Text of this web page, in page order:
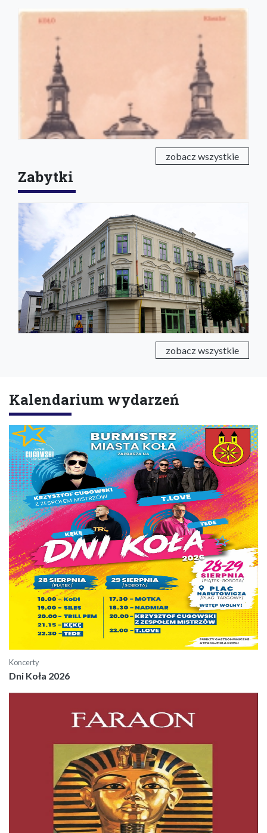
zobacz wszystkie
Zabytki
zobacz wszystkie
Kalendarium wydarzeń
Koncerty
Dni Koła 2026